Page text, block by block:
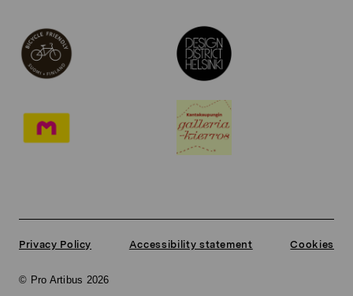
© Pro Artibus 2026
Privacy Policy Accessibility statement Cookies